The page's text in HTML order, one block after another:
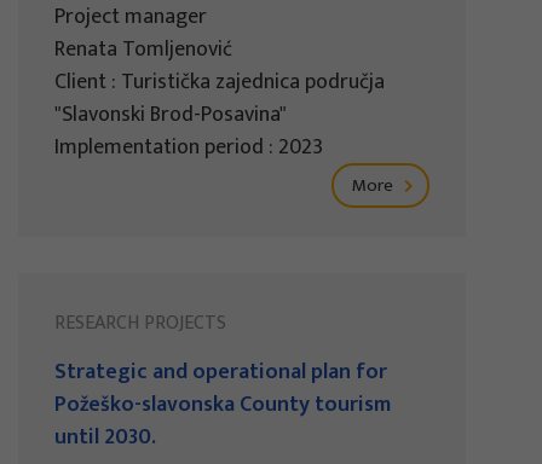
Project manager
Renata Tomljenović
Client : Turistička zajednica područja
"Slavonski Brod-Posavina"
Implementation period : 2023
More
RESEARCH PROJECTS
Strategic and operational plan for
Požeško-slavonska County tourism
until 2030.